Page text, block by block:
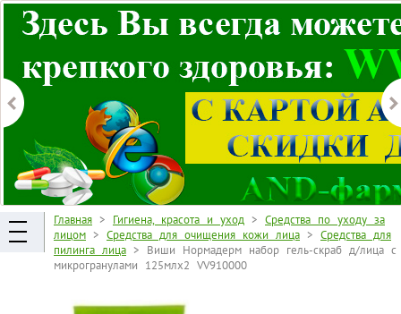
Главная > Гигиена, красота и уход > Средства по уходу за
лицом > Средства для очищения кожи лица > Средства для
пилинга лица > Виши Нормадерм набор гель-скраб д/лица с
микрогранулами 125млх2 VV910000